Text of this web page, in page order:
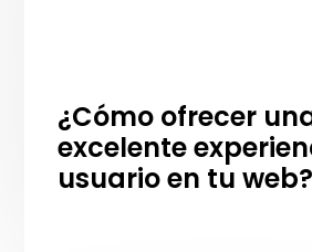
¿Cómo ofrecer
excelente
usuario en tu web?